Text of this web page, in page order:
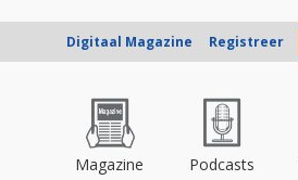
Digitaal Magazine Registreer
Magazine Podcasts